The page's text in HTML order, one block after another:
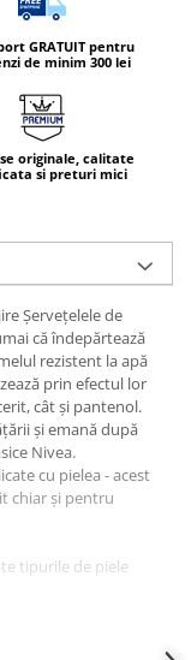
GRATUIT pentru
de minim 300 lei
originale, calitate
si preturi mici
Șervețelele de
că îndepărtează
rezistent la apă
prin efectul lor
cât și pantenol.
și emană după
Nivea.
cu pielea - acest
chiar și pentru
tipurile de piele
de hrănire
cremei nu